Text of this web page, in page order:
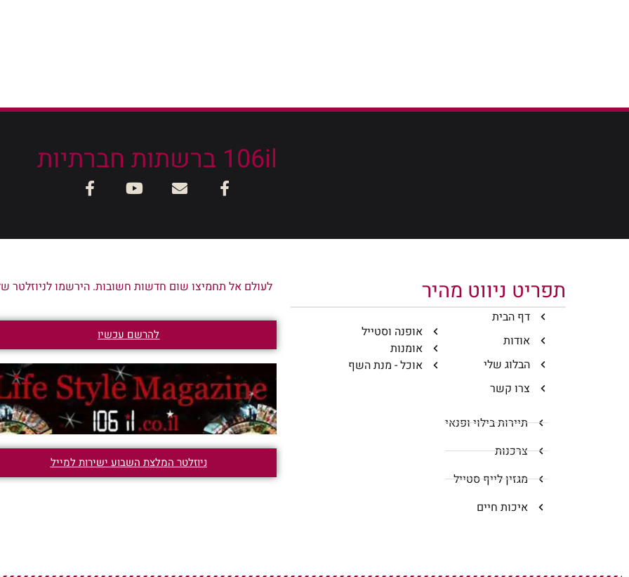
106il ברשתות חברתיות
תפריט ניווט מהיר
דף הבית
אודות
הבלוג שלי
צרו קשר
אופנה וסטייל
אומנות
אוכל - מנת השף
תיירות בילוי ופנאי
צרכנות
מגזין לייף סטייל
איכות חיים
לעולם אל תחמיצו שום חדשות חשובות. הירשמו לניוזלטר
להרשם עכשיו
ניוזלטר המלצת השבוע ישירות למייל